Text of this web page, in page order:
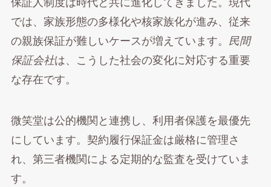
では、家族形態の多様化や核家族化が進み、従来
の親族保証が難しいケースが増えています。
民間
保証会社は、こうした社会の変化に対応する重要
な存在です。
微笑堂は公的機関と連携し、利用者保護を最優先
にしています。契約履行保証金は厳格に管理さ
れ、第三者機関による定期的な監査を受けていま
す。